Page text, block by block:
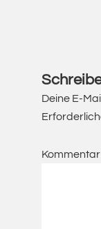
Deine E-
Kommentar